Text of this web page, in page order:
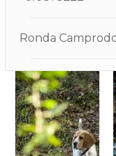
Ronda